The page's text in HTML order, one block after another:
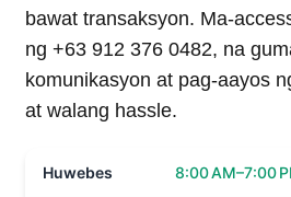
bawat transaksyon. Ma-
ng +63 912 376 0482, na
komunikasyon at pag-aayos
at walang hassle.
Huwebes 8:00 AM–7:00